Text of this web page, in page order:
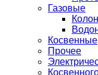
Газовые
Косвенные
Прочее